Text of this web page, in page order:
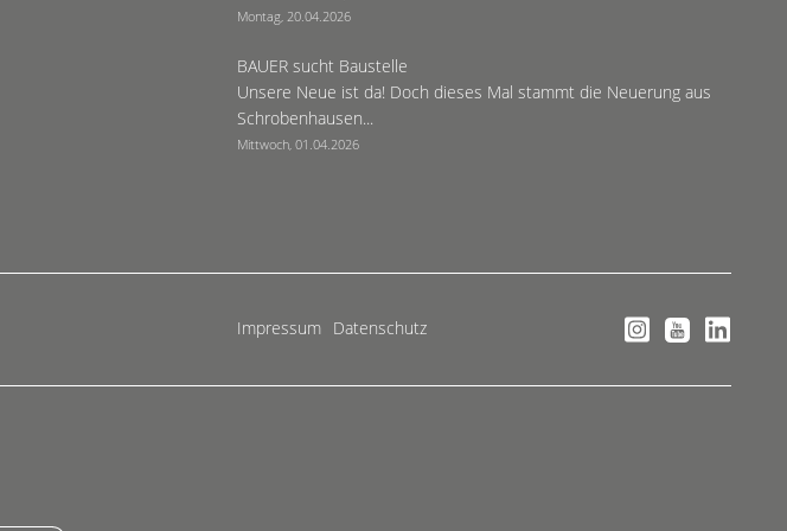
Montag, 20.04.2026
BAUER sucht Baustelle
Unsere Neue ist da! Doch dieses Mal stammt die Neuerung aus
Schrobenhausen...
Mittwoch, 01.04.2026
Impressum Datenschutz